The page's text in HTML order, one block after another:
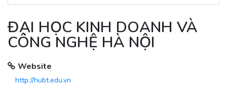
ĐẠI HỌC KINH DOANH VÀ
CÔNG NGHỆ HÀ NỘI
Website
http://hubt.edu.vn